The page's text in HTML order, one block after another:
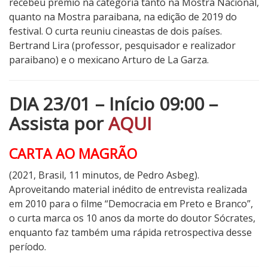
quanto na Mostra paraibana, na edição de 2019 do
festival. O curta reuniu cineastas de dois países.
Bertrand Lira (professor, pesquisador e realizador
paraibano) e o mexicano Arturo de La Garza.
DIA 23/01 – Início 09:00 –
Assista porAQUI
CARTA AO MAGRÃO
(2021, Brasil, 11 minutos, de Pedro Asbeg).
Aproveitando material inédito de entrevista realizada
em 2010 para o filme “Democracia em Preto e Branco”,
o curta marca os 10 anos da morte do doutor Sócrates,
enquanto faz também uma rápida retrospectiva desse
período.